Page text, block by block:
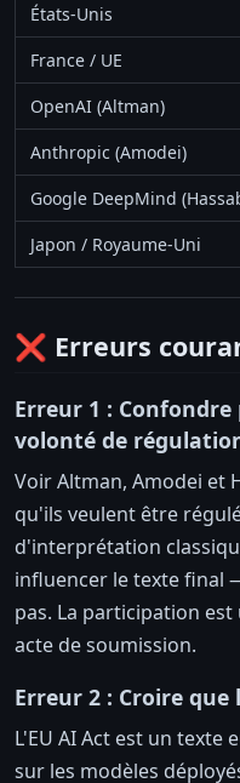
États-Unis
France / UE
OpenAI (Altman)
Anthropic (Amodei)
Google DeepMind
Japon / Royaume-Uni
❌ Erreurs
Erreur 1 :
volonté de
Voir Altman, Amodei et
qu'ils veulent être
d'interprétation
influencer le texte final
pas. La participation
acte de soumission.
Erreur 2 : Croire
L'EU AI Act est un texte
sur les modèles